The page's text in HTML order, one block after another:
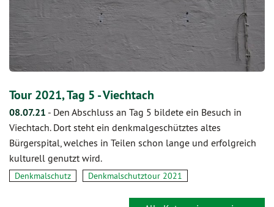
Tour 2021, Tag 5 - Viechtach
08.07.21 - Den Abschluss an Tag 5 bildete ein Besuch in
Viechtach. Dort steht ein denkmalgeschütztes altes
Bürgerspital, welches in Teilen schon lange und erfolgreich
kulturell genutzt wird.
Denkmalschutz Denkmalschutztour 2021